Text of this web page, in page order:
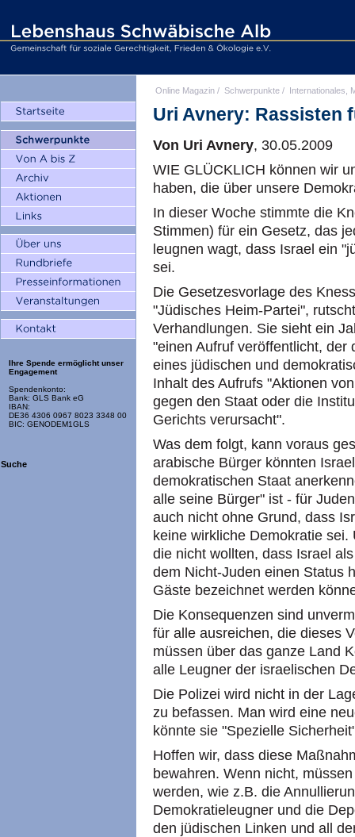
Ihre Spende ermöglicht unser
Engagement
Spendenkonto:
Bank: GLS Bank eG
IBAN:
DE36 4306 0967 8023 3348 00
BIC: GENODEM1GLS
Suche
Online Magazin / Schwerpunkte / Internationales,
Uri Avnery: Rassisten
Von Uri Avnery, 30.05.2009
WIE GLÜCKLICH können wir
haben, die über unsere
In dieser Woche stimmte die
Stimmen) für ein Gesetz, das
leugnen wagt, dass Israel ein
sei.
Die Gesetzesvorlage des
"Jüdisches Heim-Partei",
Verhandlungen. Sie sieht ein
"einen Aufruf veröffentlicht, der
eines jüdischen und
Inhalt des Aufrufs "Aktionen
gegen den Staat oder die
Gerichts verursacht".
Was dem folgt, kann voraus
arabische Bürger könnten
demokratischen Staat
alle seine Bürger" ist - für
auch nicht ohne Grund, dass
keine wirkliche Demokratie
die nicht wollten, dass Israel
dem Nicht-Juden einen Status
Gäste bezeichnet werden
Die Konsequenzen sind
für alle ausreichen, die dieses
müssen über das ganze Land
alle Leugner der israelischen
Die Polizei wird nicht in der
zu befassen. Man wird eine
könnte sie "Spezielle
Hoffen wir, dass diese
bewahren. Wenn nicht,
werden, wie z.B. die
Demokratieleugner und die
den jüdischen Linken und all